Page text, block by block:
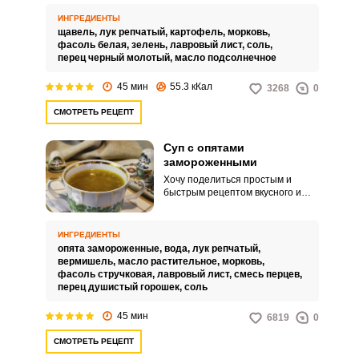
ИНГРЕДИЕНТЫ
щавель, лук репчатый, картофель, морковь,
фасоль белая, зелень, лавровый лист, соль,
перец черный молотый, масло подсолнечное
45 мин 55.3 кКал 3268 0
СМОТРЕТЬ РЕЦЕПТ
Суп с опятами
замороженными
Хочу поделиться простым и
быстрым рецептом вкусного и
приготовить и из свежих грибов,
но у меня в этот раз остались
только замороженные опята.
ИНГРЕДИЕНТЫ
опята замороженные, вода, лук репчатый,
вермишель, масло растительное, морковь,
фасоль стручковая, лавровый лист, смесь перцев,
перец душистый горошек, соль
45 мин 6819 0
СМОТРЕТЬ РЕЦЕПТ